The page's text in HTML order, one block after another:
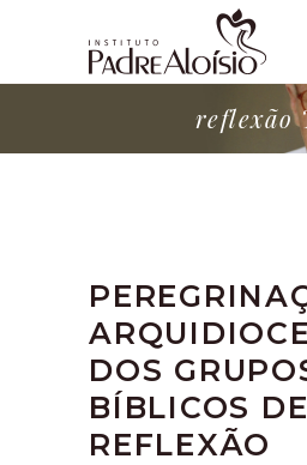
reflexão
DOS
BÍBLICOS DE
REFLEXÃO